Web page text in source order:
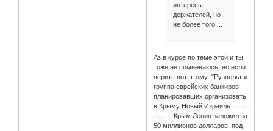
интересы
держателей, но
не более того....
Аз в курсе по теме этой и ты
тоже не сомневаюсь! но если
верить вот этому: "Рузвельт и
группа еврейских банкиров
планировавших организовать
в Крыму Новый Израиль…….
………Крым Ленин заложил за
50 миллионов долларов, под